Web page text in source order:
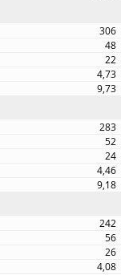
306
48
22
4,73
9,73
283
52
24
4,46
9,18
242
56
26
4,08